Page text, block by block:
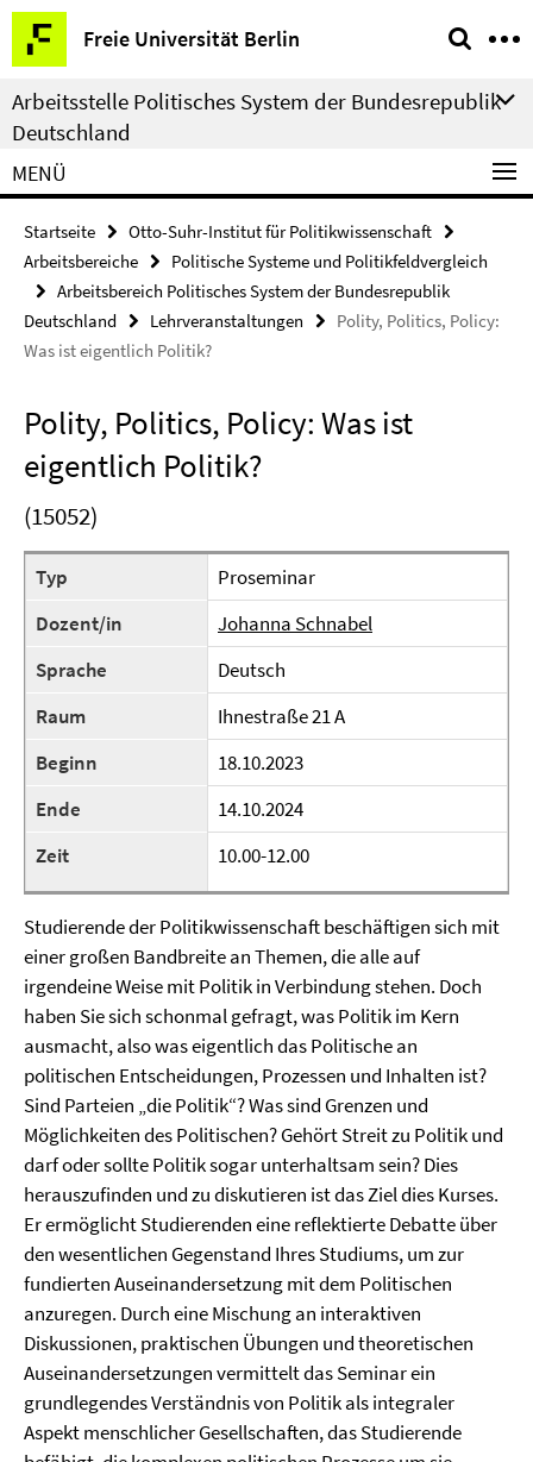
Springe
direkt
zu
Inhalt
Freie Universität Berlin
Service-
Navigation
Arbeitsstelle Politisches System der Bundesrepublik
Deutschland
MENÜ
Startseite
Otto-Suhr-Institut für Politikwissenschaft
Arbeitsbereiche
Politische Systeme und Politikfeldvergleich
Arbeitsbereich Politisches System der Bundesrepublik
Deutschland
Lehrveranstaltungen
Polity, Politics, Policy:
Was ist eigentlich Politik?
Polity, Politics, Policy: Was ist
eigentlich Politik?
(15052)
Typ
Proseminar
Dozent/in
Johanna Schnabel
Sprache
Deutsch
Raum
Ihnestraße 21 A
Beginn
18.10.2023
Ende
14.10.2024
Zeit
10.00-12.00
Studierende der Politikwissenschaft beschäftigen sich mit
einer großen Bandbreite an Themen, die alle auf
irgendeine Weise mit Politik in Verbindung stehen. Doch
haben Sie sich schonmal gefragt, was Politik im Kern
ausmacht, also was eigentlich das Politische an
politischen Entscheidungen, Prozessen und Inhalten ist?
Sind Parteien „die Politik“? Was sind Grenzen und
Möglichkeiten des Politischen? Gehört Streit zu Politik und
darf oder sollte Politik sogar unterhaltsam sein? Dies
herauszufinden und zu diskutieren ist das Ziel dies Kurses.
Er ermöglicht Studierenden eine reflektierte Debatte über
den wesentlichen Gegenstand Ihres Studiums, um zur
fundierten Auseinandersetzung mit dem Politischen
anzuregen. Durch eine Mischung an interaktiven
Diskussionen, praktischen Übungen und theoretischen
Auseinandersetzungen vermittelt das Seminar ein
grundlegendes Verständnis von Politik als integraler
Aspekt menschlicher Gesellschaften, das Studierende